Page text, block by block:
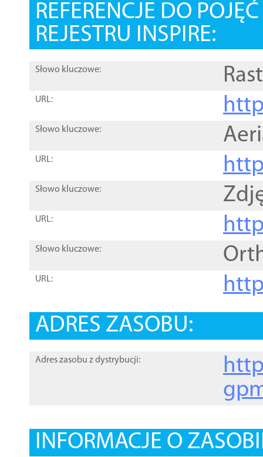
REFERENCJE DO
REJESTRU INSPIRE:
Słowo kluczowe:
URL:
Słowo kluczowe:
URL:
Słowo kluczowe:
URL:
Słowo kluczowe:
URL:
ADRES ZASOBU:
Adres zasobu z dystrybucji:
INFORMACJE O